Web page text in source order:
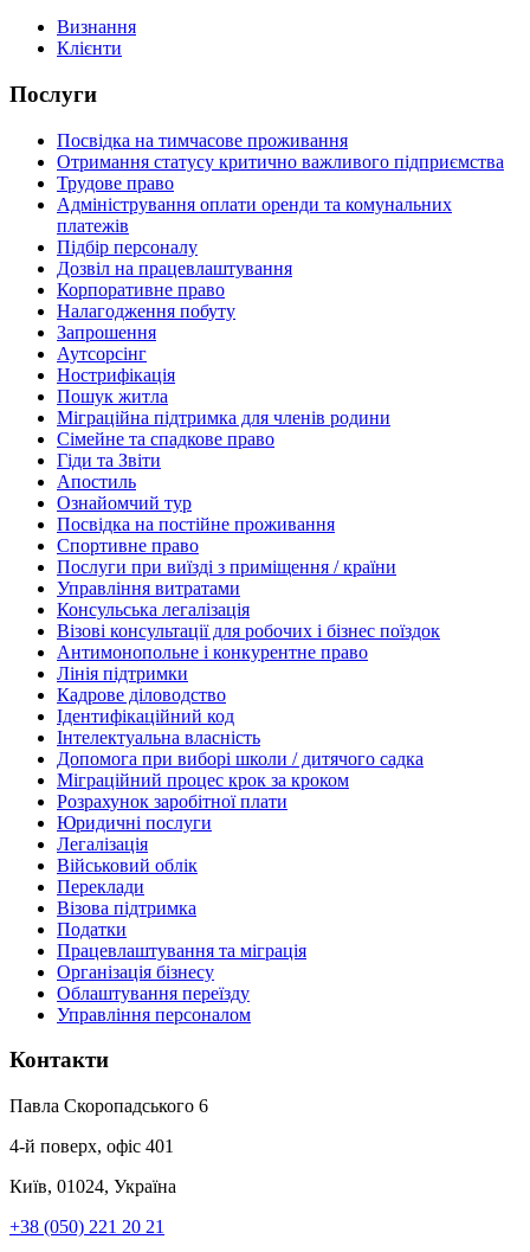
Визнання
Клієнти
Послуги
Посвідка на тимчасове проживання
Отримання статусу критично важливого підприємства
Трудове право
Адміністрування оплати оренди та комунальних
платежів
Підбір персоналу
Дозвіл на працевлаштування
Корпоративне право
Налагодження побуту
Запрошення
Аутсорсінг
Нострифікація
Пошук житла
Міграційна підтримка для членів родини
Сімейне та спадкове право
Гіди та Звіти
Апостиль
Ознайомчий тур
Посвідка на постійне проживання
Спортивне право
Послуги при виїзді з приміщення / країни
Управління витратами
Консульська легалізація
Візові консультації для робочих і бізнес поїздок
Антимонопольне і конкурентне право
Лінія підтримки
Кадрове діловодство
Ідентифікаційний код
Інтелектуальна власність
Допомога при виборі школи / дитячого садка
Міграційний процес крок за кроком
Розрахунок заробітної плати
Юридичні послуги
Легалізація
Військовий облік
Переклади
Візова підтримка
Податки
Працевлаштування та міграція
Організація бізнесу
Облаштування переїзду
Управління персоналом
Контакти
Павла Скоропадського 6
4-й поверх, офіс 401
Київ, 01024, Україна
+38 (050) 221 20 21